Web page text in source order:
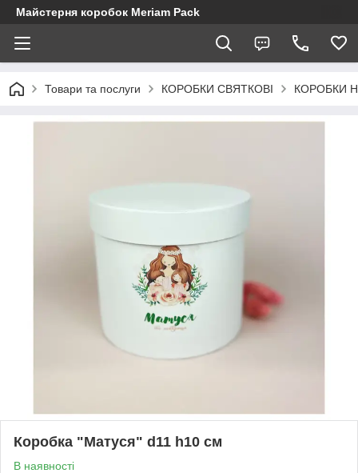
Майстерня коробок Meriam Pack
Товари та послуги КОРОБКИ СВЯТКОВІ КОРОБКИ
Коробка "Матуся" d11 h10 см
В наявності